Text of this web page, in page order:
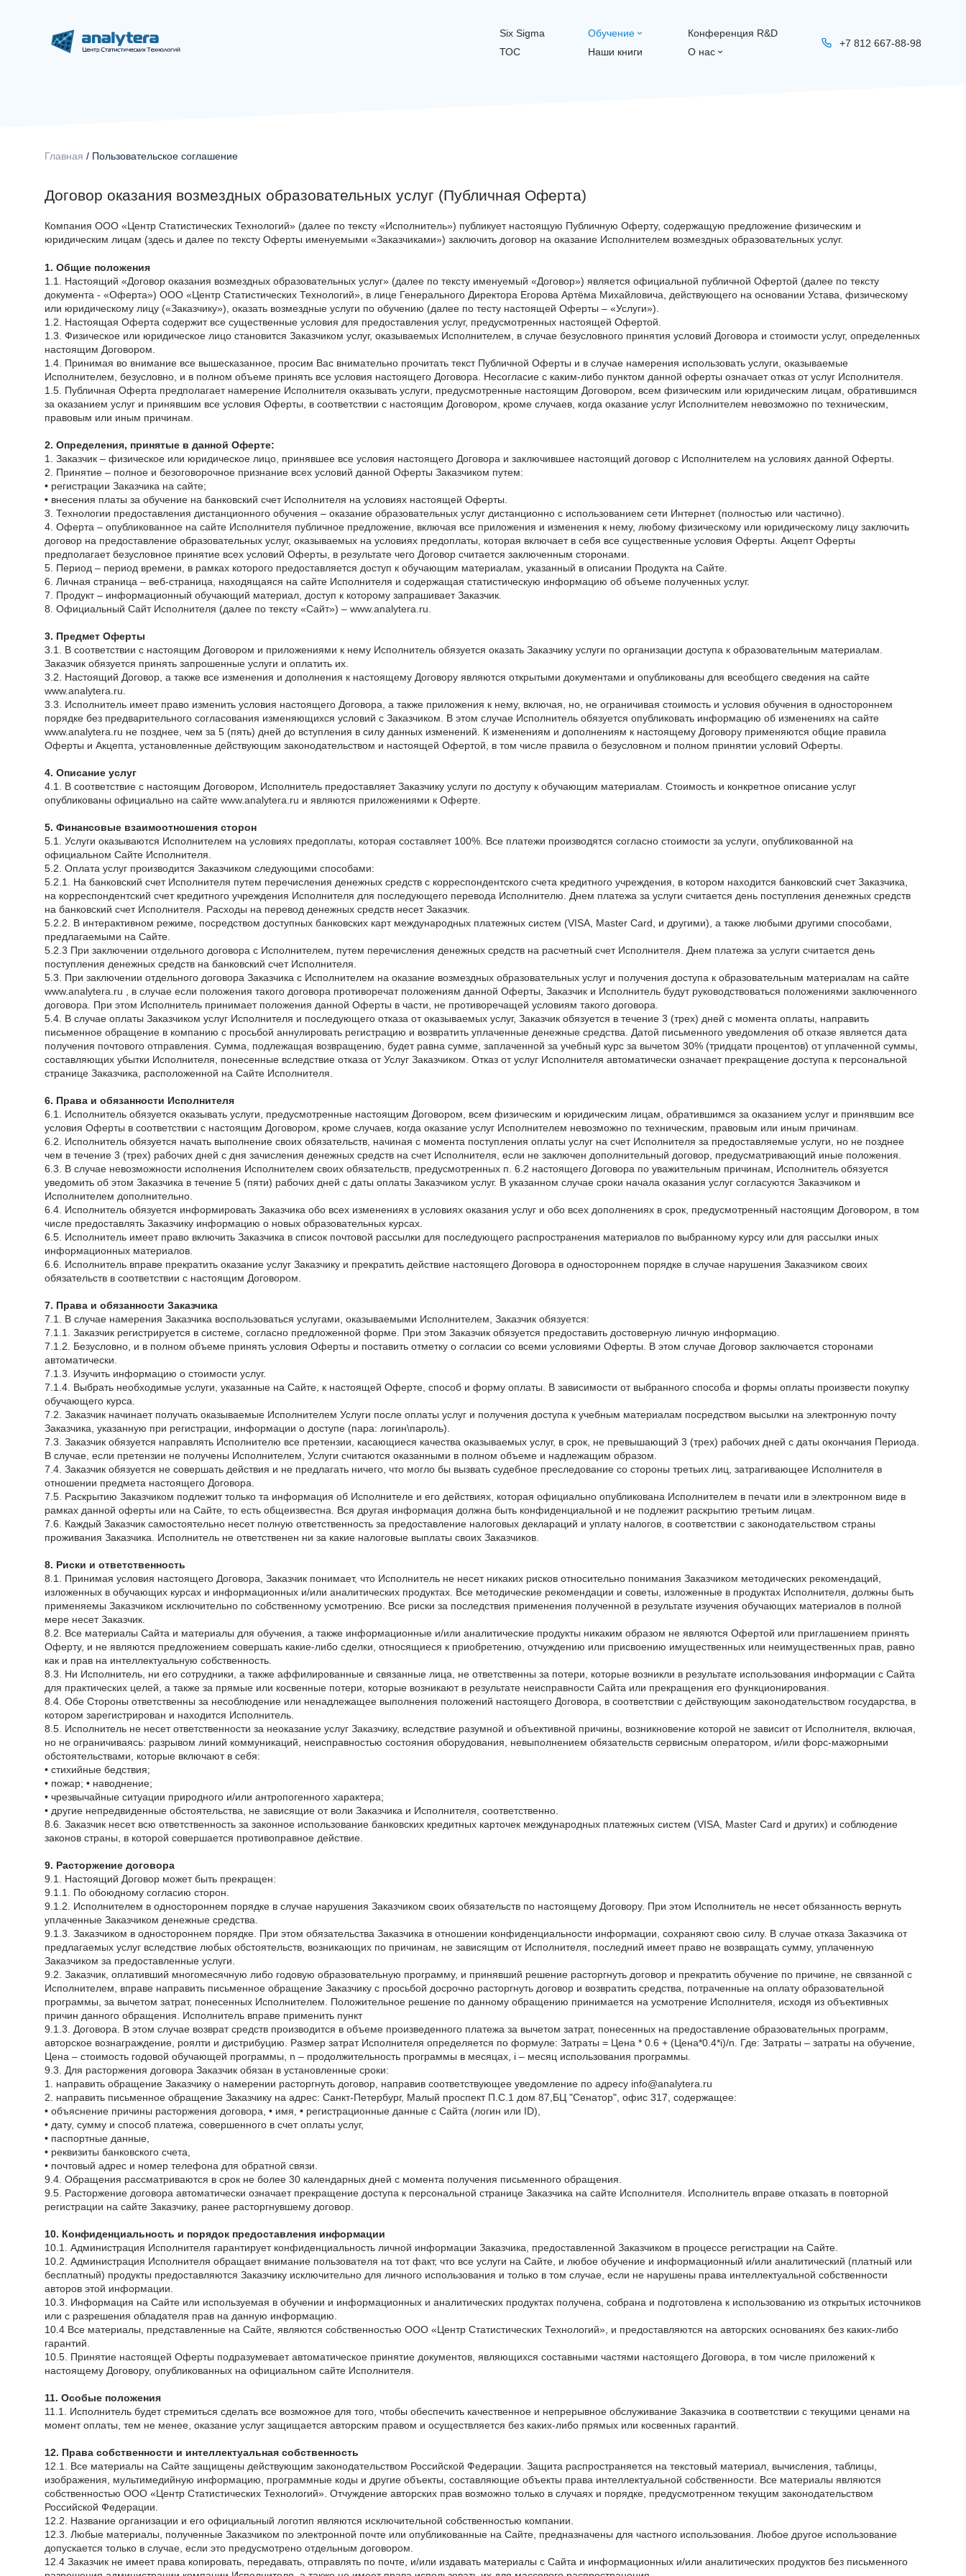
Six Sigma
ТОС
Обучение
Наши книги
Конференция R&D
О нас
+7 812 667-88-98
Главная / Пользовательское соглашение
Договор оказания возмездных образовательных услуг (Публичная Оферта)
Компания ООО «Центр Статистических Технологий» (далее по тексту «Исполнитель») публикует настоящую Публичную Оферту, содержащую предложение физическим и
юридическим лицам (здесь и далее по тексту Оферты именуемыми «Заказчиками») заключить договор на оказание Исполнителем возмездных образовательных услуг.
1. Общие положения
1.1. Настоящий «Договор оказания возмездных образовательных услуг» (далее по тексту именуемый «Договор») является официальной публичной Офертой (далее по тексту
документа - «Оферта») ООО «Центр Статистических Технологий», в лице Генерального Директора Егорова Артёма Михайловича, действующего на основании Устава, физическому
или юридическому лицу («Заказчику»), оказать возмездные услуги по обучению (далее по тесту настоящей Оферты – «Услуги»).
1.2. Настоящая Оферта содержит все существенные условия для предоставления услуг, предусмотренных настоящей Офертой.
1.3. Физическое или юридическое лицо становится Заказчиком услуг, оказываемых Исполнителем, в случае безусловного принятия условий Договора и стоимости услуг, определенных
настоящим Договором.
1.4. Принимая во внимание все вышесказанное, просим Вас внимательно прочитать текст Публичной Оферты и в случае намерения использовать услуги, оказываемые
Исполнителем, безусловно, и в полном объеме принять все условия настоящего Договора. Несогласие с каким-либо пунктом данной оферты означает отказ от услуг Исполнителя.
1.5. Публичная Оферта предполагает намерение Исполнителя оказывать услуги, предусмотренные настоящим Договором, всем физическим или юридическим лицам, обратившимся
за оказанием услуг и принявшим все условия Оферты, в соответствии с настоящим Договором, кроме случаев, когда оказание услуг Исполнителем невозможно по техническим,
правовым или иным причинам.
2. Определения, принятые в данной Оферте:
1. Заказчик – физическое или юридическое лицо, принявшее все условия настоящего Договора и заключившее настоящий договор с Исполнителем на условиях данной Оферты.
2. Принятие – полное и безоговорочное признание всех условий данной Оферты Заказчиком путем:
• регистрации Заказчика на сайте;
• внесения платы за обучение на банковский счет Исполнителя на условиях настоящей Оферты.
3. Технологии предоставления дистанционного обучения – оказание образовательных услуг дистанционно с использованием сети Интернет (полностью или частично).
4. Оферта – опубликованное на сайте Исполнителя публичное предложение, включая все приложения и изменения к нему, любому физическому или юридическому лицу заключить
договор на предоставление образовательных услуг, оказываемых на условиях предоплаты, которая включает в себя все существенные условия Оферты. Акцепт Оферты
предполагает безусловное принятие всех условий Оферты, в результате чего Договор считается заключенным сторонами.
5. Период – период времени, в рамках которого предоставляется доступ к обучающим материалам, указанный в описании Продукта на Сайте.
6. Личная страница – веб-страница, находящаяся на сайте Исполнителя и содержащая статистическую информацию об объеме полученных услуг.
7. Продукт – информационный обучающий материал, доступ к которому запрашивает Заказчик.
8. Официальный Сайт Исполнителя (далее по тексту «Сайт») – www.analytera.ru.
3. Предмет Оферты
3.1. В соответствии с настоящим Договором и приложениями к нему Исполнитель обязуется оказать Заказчику услуги по организации доступа к образовательным материалам.
Заказчик обязуется принять запрошенные услуги и оплатить их.
3.2. Настоящий Договор, а также все изменения и дополнения к настоящему Договору являются открытыми документами и опубликованы для всеобщего сведения на сайте
www.analytera.ru.
3.3. Исполнитель имеет право изменить условия настоящего Договора, а также приложения к нему, включая, но, не ограничивая стоимость и условия обучения в одностороннем
порядке без предварительного согласования изменяющихся условий с Заказчиком. В этом случае Исполнитель обязуется опубликовать информацию об изменениях на сайте
www.analytera.ru не позднее, чем за 5 (пять) дней до вступления в силу данных изменений. К изменениям и дополнениям к настоящему Договору применяются общие правила
Оферты и Акцепта, установленные действующим законодательством и настоящей Офертой, в том числе правила о безусловном и полном принятии условий Оферты.
4. Описание услуг
4.1. В соответствие с настоящим Договором, Исполнитель предоставляет Заказчику услуги по доступу к обучающим материалам. Стоимость и конкретное описание услуг
опубликованы официально на сайте www.analytera.ru и являются приложениями к Оферте.
5. Финансовые взаимоотношения сторон
5.1. Услуги оказываются Исполнителем на условиях предоплаты, которая составляет 100%. Все платежи производятся согласно стоимости за услуги, опубликованной на
официальном Сайте Исполнителя.
5.2. Оплата услуг производится Заказчиком следующими способами:
5.2.1. На банковский счет Исполнителя путем перечисления денежных средств с корреспондентского счета кредитного учреждения, в котором находится банковский счет Заказчика,
на корреспондентский счет кредитного учреждения Исполнителя для последующего перевода Исполнителю. Днем платежа за услуги считается день поступления денежных средств
на банковский счет Исполнителя. Расходы на перевод денежных средств несет Заказчик.
5.2.2. В интерактивном режиме, посредством доступных банковских карт международных платежных систем (VISA, Master Card, и другими), а также любыми другими способами,
предлагаемыми на Сайте.
5.2.3 При заключении отдельного договора с Исполнителем, путем перечисления денежных средств на расчетный счет Исполнителя. Днем платежа за услуги считается день
поступления денежных средств на банковский счет Исполнителя.
5.3. При заключении отдельного договора Заказчика с Исполнителем на оказание возмездных образовательных услуг и получения доступа к образовательным материалам на сайте
www.analytera.ru , в случае если положения такого договора противоречат положениям данной Оферты, Заказчик и Исполнитель будут руководствоваться положениями заключенного
договора. При этом Исполнитель принимает положения данной Оферты в части, не противоречащей условиям такого договора.
5.4. В случае оплаты Заказчиком услуг Исполнителя и последующего отказа от оказываемых услуг, Заказчик обязуется в течение 3 (трех) дней с момента оплаты, направить
письменное обращение в компанию с просьбой аннулировать регистрацию и возвратить уплаченные денежные средства. Датой письменного уведомления об отказе является дата
получения почтового отправления. Сумма, подлежащая возвращению, будет равна сумме, заплаченной за учебный курс за вычетом 30% (тридцати процентов) от уплаченной суммы,
составляющих убытки Исполнителя, понесенные вследствие отказа от Услуг Заказчиком. Отказ от услуг Исполнителя автоматически означает прекращение доступа к персональной
странице Заказчика, расположенной на Сайте Исполнителя.
6. Права и обязанности Исполнителя
6.1. Исполнитель обязуется оказывать услуги, предусмотренные настоящим Договором, всем физическим и юридическим лицам, обратившимся за оказанием услуг и принявшим все
условия Оферты в соответствии с настоящим Договором, кроме случаев, когда оказание услуг Исполнителем невозможно по техническим, правовым или иным причинам.
6.2. Исполнитель обязуется начать выполнение своих обязательств, начиная с момента поступления оплаты услуг на счет Исполнителя за предоставляемые услуги, но не позднее
чем в течение 3 (трех) рабочих дней с дня зачисления денежных средств на счет Исполнителя, если не заключен дополнительный договор, предусматривающий иные положения.
6.3. В случае невозможности исполнения Исполнителем своих обязательств, предусмотренных п. 6.2 настоящего Договора по уважительным причинам, Исполнитель обязуется
уведомить об этом Заказчика в течение 5 (пяти) рабочих дней с даты оплаты Заказчиком услуг. В указанном случае сроки начала оказания услуг согласуются Заказчиком и
Исполнителем дополнительно.
6.4. Исполнитель обязуется информировать Заказчика обо всех изменениях в условиях оказания услуг и обо всех дополнениях в срок, предусмотренный настоящим Договором, в том
числе предоставлять Заказчику информацию о новых образовательных курсах.
6.5. Исполнитель имеет право включить Заказчика в список почтовой рассылки для последующего распространения материалов по выбранному курсу или для рассылки иных
информационных материалов.
6.6. Исполнитель вправе прекратить оказание услуг Заказчику и прекратить действие настоящего Договора в одностороннем порядке в случае нарушения Заказчиком своих
обязательств в соответствии с настоящим Договором.
7. Права и обязанности Заказчика
7.1. В случае намерения Заказчика воспользоваться услугами, оказываемыми Исполнителем, Заказчик обязуется:
7.1.1. Заказчик регистрируется в системе, согласно предложенной форме. При этом Заказчик обязуется предоставить достоверную личную информацию.
7.1.2. Безусловно, и в полном объеме принять условия Оферты и поставить отметку о согласии со всеми условиями Оферты. В этом случае Договор заключается сторонами
автоматически.
7.1.3. Изучить информацию о стоимости услуг.
7.1.4. Выбрать необходимые услуги, указанные на Сайте, к настоящей Оферте, способ и форму оплаты. В зависимости от выбранного способа и формы оплаты произвести покупку
обучающего курса.
7.2. Заказчик начинает получать оказываемые Исполнителем Услуги после оплаты услуг и получения доступа к учебным материалам посредством высылки на электронную почту
Заказчика, указанную при регистрации, информации о доступе (пара: логин\пароль).
7.3. Заказчик обязуется направлять Исполнителю все претензии, касающиеся качества оказываемых услуг, в срок, не превышающий 3 (трех) рабочих дней с даты окончания Периода.
В случае, если претензии не получены Исполнителем, Услуги считаются оказанными в полном объеме и надлежащим образом.
7.4. Заказчик обязуется не совершать действия и не предлагать ничего, что могло бы вызвать судебное преследование со стороны третьих лиц, затрагивающее Исполнителя в
отношении предмета настоящего Договора.
7.5. Раскрытию Заказчиком подлежит только та информация об Исполнителе и его действиях, которая официально опубликована Исполнителем в печати или в электронном виде в
рамках данной оферты или на Сайте, то есть общеизвестна. Вся другая информация должна быть конфиденциальной и не подлежит раскрытию третьим лицам.
7.6. Каждый Заказчик самостоятельно несет полную ответственность за предоставление налоговых деклараций и уплату налогов, в соответствии с законодательством страны
проживания Заказчика. Исполнитель не ответственен ни за какие налоговые выплаты своих Заказчиков.
8. Риски и ответственность
8.1. Принимая условия настоящего Договора, Заказчик понимает, что Исполнитель не несет никаких рисков относительно понимания Заказчиком методических рекомендаций,
изложенных в обучающих курсах и информационных и/или аналитических продуктах. Все методические рекомендации и советы, изложенные в продуктах Исполнителя, должны быть
применяемы Заказчиком исключительно по собственному усмотрению. Все риски за последствия применения полученной в результате изучения обучающих материалов в полной
мере несет Заказчик.
8.2. Все материалы Сайта и материалы для обучения, а также информационные и/или аналитические продукты никаким образом не являются Офертой или приглашением принять
Оферту, и не являются предложением совершать какие-либо сделки, относящиеся к приобретению, отчуждению или присвоению имущественных или неимущественных прав, равно
как и прав на интеллектуальную собственность.
8.3. Ни Исполнитель, ни его сотрудники, а также аффилированные и связанные лица, не ответственны за потери, которые возникли в результате использования информации с Сайта
для практических целей, а также за прямые или косвенные потери, которые возникают в результате неисправности Сайта или прекращения его функционирования.
8.4. Обе Стороны ответственны за несоблюдение или ненадлежащее выполнения положений настоящего Договора, в соответствии с действующим законодательством государства, в
котором зарегистрирован и находится Исполнитель.
8.5. Исполнитель не несет ответственности за неоказание услуг Заказчику, вследствие разумной и объективной причины, возникновение которой не зависит от Исполнителя, включая,
но не ограничиваясь: разрывом линий коммуникаций, неисправностью состояния оборудования, невыполнением обязательств сервисным оператором, и/или форс-мажорными
обстоятельствами, которые включают в себя:
• стихийные бедствия;
• пожар; • наводнение;
• чрезвычайные ситуации природного и/или антропогенного характера;
• другие непредвиденные обстоятельства, не зависящие от воли Заказчика и Исполнителя, соответственно.
8.6. Заказчик несет всю ответственность за законное использование банковских кредитных карточек международных платежных систем (VISA, Master Card и других) и соблюдение
законов страны, в которой совершается противоправное действие.
9. Расторжение договора
9.1. Настоящий Договор может быть прекращен:
9.1.1. По обоюдному согласию сторон.
9.1.2. Исполнителем в одностороннем порядке в случае нарушения Заказчиком своих обязательств по настоящему Договору. При этом Исполнитель не несет обязанность вернуть
уплаченные Заказчиком денежные средства.
9.1.3. Заказчиком в одностороннем порядке. При этом обязательства Заказчика в отношении конфиденциальности информации, сохраняют свою силу. В случае отказа Заказчика от
предлагаемых услуг вследствие любых обстоятельств, возникающих по причинам, не зависящим от Исполнителя, последний имеет право не возвращать сумму, уплаченную
Заказчиком за предоставленные услуги.
9.2. Заказчик, оплативший многомесячную либо годовую образовательную программу, и принявший решение расторгнуть договор и прекратить обучение по причине, не связанной с
Исполнителем, вправе направить письменное обращение Заказчику с просьбой досрочно расторгнуть договор и возвратить средства, потраченные на оплату образовательной
программы, за вычетом затрат, понесенных Исполнителем. Положительное решение по данному обращению принимается на усмотрение Исполнителя, исходя из объективных
причин данного обращения. Исполнитель вправе применить пункт
9.1.3. Договора. В этом случае возврат средств производится в объеме произведенного платежа за вычетом затрат, понесенных на предоставление образовательных программ,
авторское вознаграждение, роялти и дистрибуцию. Размер затрат Исполнителя определяется по формуле: Затраты = Цена * 0.6 + (Цена*0.4*i)/n. Где: Затраты – затраты на обучение,
Цена – стоимость годовой обучающей программы, n – продолжительность программы в месяцах, i – месяц использования программы.
9.3. Для расторжения договора Заказчик обязан в установленные сроки:
1. направить обращение Заказчику о намерении расторгнуть договор, направив соответствующее уведомление по адресу info@analytera.ru
2. направить письменное обращение Заказчику на адрес: Санкт-Петербург, Малый проспект П.С.1 дом 87,БЦ "Сенатор", офис 317, содержащее:
• объяснение причины расторжения договора, • имя, • регистрационные данные с Сайта (логин или ID),
• дату, сумму и способ платежа, совершенного в счет оплаты услуг,
• паспортные данные,
• реквизиты банковского счета,
• почтовый адрес и номер телефона для обратной связи.
9.4. Обращения рассматриваются в срок не более 30 календарных дней с момента получения письменного обращения.
9.5. Расторжение договора автоматически означает прекращение доступа к персональной странице Заказчика на сайте Исполнителя. Исполнитель вправе отказать в повторной
регистрации на сайте Заказчику, ранее расторгнувшему договор.
10. Конфиденциальность и порядок предоставления информации
10.1. Администрация Исполнителя гарантирует конфиденциальность личной информации Заказчика, предоставленной Заказчиком в процессе регистрации на Сайте.
10.2. Администрация Исполнителя обращает внимание пользователя на тот факт, что все услуги на Сайте, и любое обучение и информационный и/или аналитический (платный или
бесплатный) продукты предоставляются Заказчику исключительно для личного использования и только в том случае, если не нарушены права интеллектуальной собственности
авторов этой информации.
10.3. Информация на Сайте или используемая в обучении и информационных и аналитических продуктах получена, собрана и подготовлена к использованию из открытых источников
или с разрешения обладателя прав на данную информацию.
10.4 Все материалы, представленные на Сайте, являются собственностью ООО «Центр Статистических Технологий», и предоставляются на авторских основаниях без каких-либо
гарантий.
10.5. Принятие настоящей Оферты подразумевает автоматическое принятие документов, являющихся составными частями настоящего Договора, в том числе приложений к
настоящему Договору, опубликованных на официальном сайте Исполнителя.
11. Особые положения
11.1. Исполнитель будет стремиться сделать все возможное для того, чтобы обеспечить качественное и непрерывное обслуживание Заказчика в соответствии с текущими ценами на
момент оплаты, тем не менее, оказание услуг защищается авторским правом и осуществляется без каких-либо прямых или косвенных гарантий.
12. Права собственности и интеллектуальная собственность
12.1. Все материалы на Сайте защищены действующим законодательством Российской Федерации. Защита распространяется на текстовый материал, вычисления, таблицы,
изображения, мультимедийную информацию, программные коды и другие объекты, составляющие объекты права интеллектуальной собственности. Все материалы являются
собственностью ООО «Центр Статистических Технологий». Отчуждение авторских прав возможно только в случаях и порядке, предусмотренном текущим законодательством
Российской Федерации.
12.2. Название организации и его официальный логотип являются исключительной собственностью компании.
12.3. Любые материалы, полученные Заказчиком по электронной почте или опубликованные на Сайте, предназначены для частного использования. Любое другое использование
допускается только в случае, если это предусмотрено отдельным договором.
12.4 Заказчик не имеет права копировать, передавать, отправлять по почте, и/или издавать материалы с Сайта и информационных и/или аналитических продуктов без письменного